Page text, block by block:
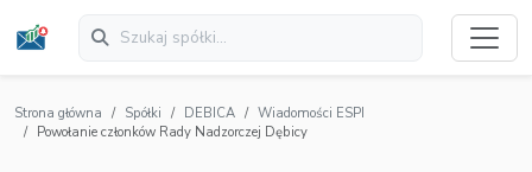
Strona główna Spółki DEBICA
Wiadomości ESPI
Powołanie członków Rady Nadzorczej Dębicy